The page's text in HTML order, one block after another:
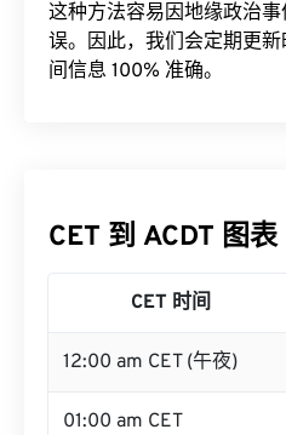
这种方法容易因地缘政治
误。因此，我们会定期更
间信息 100% 准确。
CET 到 ACDT 图表
CET 时间
12:00 am CET (午夜)
01:00 am CET